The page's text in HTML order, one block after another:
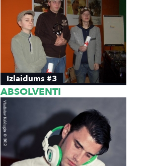
Izlaidums #3
ABSOLVENTI